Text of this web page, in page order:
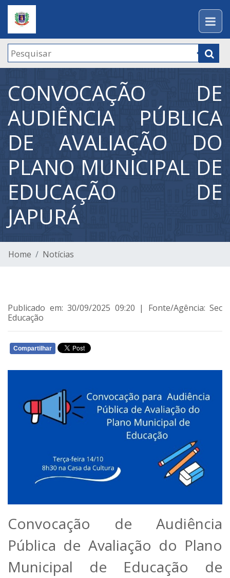
CONVOCAÇÃO DE
AUDIÊNCIA PÚBLICA
DE AVALIAÇÃO DO
PLANO MUNICIPAL DE
EDUCAÇÃO DE
JAPURÁ
Home Notícias
Publicado em: 30/09/2025 09:20 | Fonte/Agência: Sec
Educação
Compartilhar
Convocação de Audiência
Pública de Avaliação do Plano
Municipal de Educação de